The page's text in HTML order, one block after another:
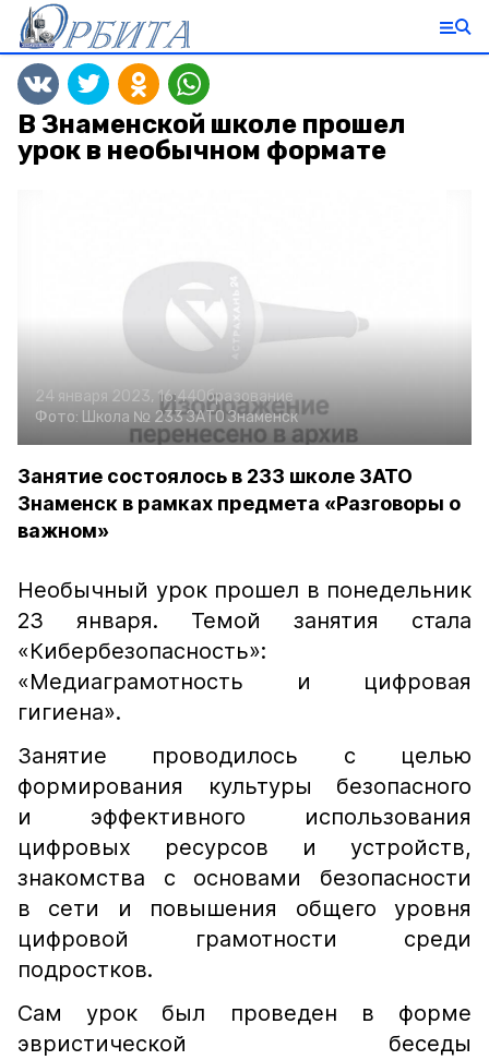
В Знаменской школе прошел
урок в необычном формате
24 января 2023, 16:44Образование
Фото: Школа № 233 ЗАТО Знаменск
Занятие состоялось в 233 школе ЗАТО
Знаменск в рамках предмета «Разговоры о
важном»
Необычный урок прошел в понедельник
23 января. Темой занятия стала
«Кибербезопасность»:
«Медиаграмотность и цифровая
гигиена».
Занятие проводилось с целью
формирования культуры безопасного
и эффективного использования
цифровых ресурсов и устройств,
знакомства с основами безопасности
в сети и повышения общего уровня
цифровой грамотности среди
подростков.
Сам урок был проведен в форме
эвристической беседы